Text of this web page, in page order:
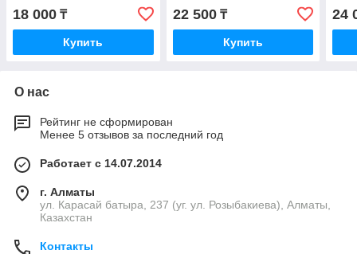
18 000 ₸
Купить
22 500₸
Купить
24
О нас
Рейтинг не сформирован
Менее 5 отзывов за последний год
Работает с 14.07.2014
г. Алматы
ул. Карасай батыра, 237 (уг. ул. Розыбакиева), Алматы,
Казахстан
Контакты